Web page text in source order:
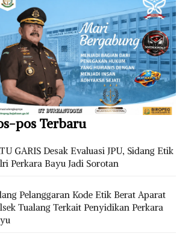
pos Terbaru
GARIS Desak Evaluasi JPU, Sidang Etik
Perkara Bayu Jadi Sorotan
Pelanggaran Kode Etik Berat Aparat
Tualang Terkait Penyidikan Perkara